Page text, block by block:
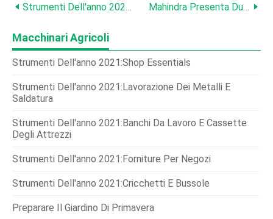
Strumenti Dell'anno 2021:banchi Da Lavoro E Cassette Degli Attrezzi Mahindra Presenta Due Nuovi Modelli Di Trattori Utilitari
Macchinari Agricoli
Strumenti Dell'anno 2021:Shop Essentials
Strumenti Dell'anno 2021:lavorazione Dei Metalli E
Saldatura
Strumenti Dell'anno 2021:banchi Da Lavoro E Cassette
Degli Attrezzi
Strumenti Dell'anno 2021:forniture Per Negozi
Strumenti Dell'anno 2021:cricchetti E Bussole
Preparare Il Giardino Di Primavera